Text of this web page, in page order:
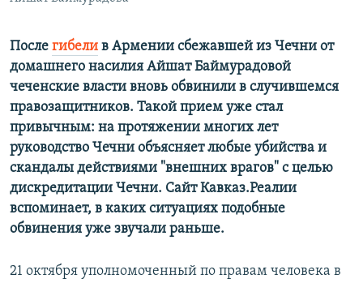
После гибели в Армении сбежавшей из Чечни от
домашнего насилия Айшат Баймурадовой
чеченские власти вновь обвинили в случившемся
правозащитников. Такой прием уже стал
привычным: на протяжении многих лет
руководство Чечни объясняет любые убийства и
скандалы действиями "внешних врагов" с целью
дискредитации Чечни. Сайт Кавказ.Реалии
вспоминает, в каких ситуациях подобные
обвинения уже звучали раньше.
21 октября уполномоченный по правам человека в